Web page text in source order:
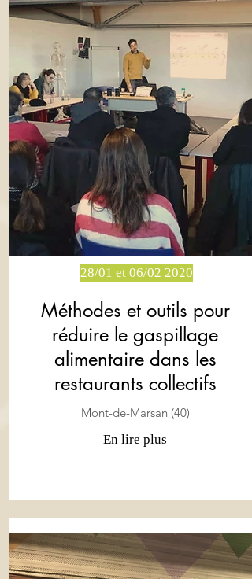
28/01 et 06/02 2020
Méthodes et outils pour
réduire le gaspillage
alimentaire dans les
restaurants collectifs
Mont-de-Marsan (40)
En lire plus